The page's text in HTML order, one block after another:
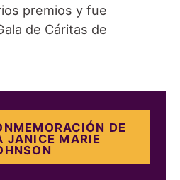
premios y fue
de Cáritas de
DE
JANICE MARIE